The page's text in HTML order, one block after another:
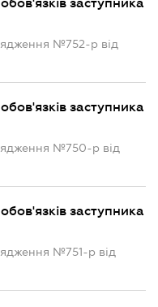
заступника
№752-р від
заступника
№750-р від
заступника
№751-р від